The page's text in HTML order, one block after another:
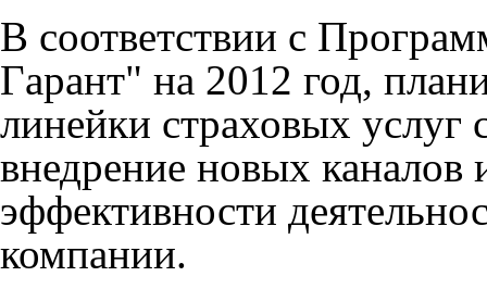
В соответствии с
Гaрант" на 2012 год,
линейки страховых услуг
внедрение новых
эффективности
компании.